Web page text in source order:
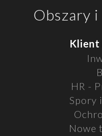
Obszary
Klient
HR -
Spory
Nowe